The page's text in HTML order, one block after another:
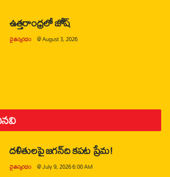
ఉత్తరాంధ్రలో జోష్
చైతన్యరధం @August 3, 2026
దళితులపై జగన్‌ది కపట ప్రేమ!
చైతన్యరధం @July 9, 2026 6:00 AM